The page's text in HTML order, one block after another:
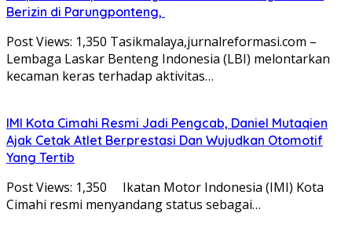
Berizin di Parungponteng,
Post Views: 1,350 Tasikmalaya,jurnalreformasi.com –
Lembaga Laskar Benteng Indonesia (LBI) melontarkan
kecaman keras terhadap aktivitas…
IMI Kota Cimahi Resmi Jadi Pengcab, Daniel Mutaqien
Ajak Cetak Atlet Berprestasi Dan Wujudkan Otomotif
Yang Tertib
Post Views: 1,350 Ikatan Motor Indonesia (IMI) Kota
Cimahi resmi menyandang status sebagai…